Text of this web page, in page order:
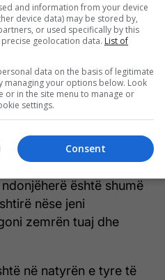
partneret e tyre të
për ta shpëtuar
fillim ose
– është se nuk duhet
insistoni në kontakt.
është shumë
nëse jeni
zemrën tuaj dhe
në natyrën e tyre të
and information from your device
device data) may be stored by,
or used specifically by this
geolocation data. List of
data on the basis of legitimate
managing your options below. Look
in the site menu to manage or
settings.
Consent